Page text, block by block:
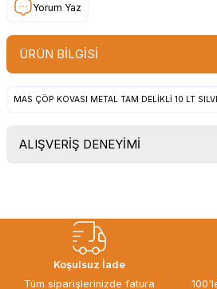
Yorum Yaz
ÜRÜN BİLGİSİ
MAS ÇÖP KOVASI METAL TAM DELİKLİ 10 LT
ALIŞVERİŞ DENEYİMİ
gorusmek uzere, hayirli ve bol
kazanclar dilerim.
İbrahim Ertuğrul ARSLANOĞLU |
Koşulsuz İade
Tüm siparişlerinizde fatura